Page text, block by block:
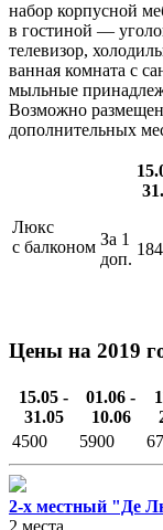
набор корпусной
в гостиной —
телевизор,
ванная комната с
мыльные
Возможно
дополнительных
Люкс
с балконом За 1
доп.
Цены на 2019
15.05 -
31.05
01.06 -
10.06
4500
5900
2-х местный "Де
2 места